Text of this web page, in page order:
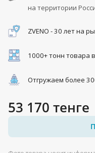
на территории
ZVENO - 30 лет на
1000+ тонн товара
Отгружаем более
53 170 тенге